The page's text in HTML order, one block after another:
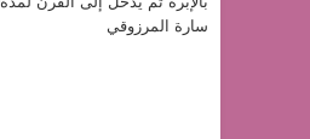
سارة المرزوقي